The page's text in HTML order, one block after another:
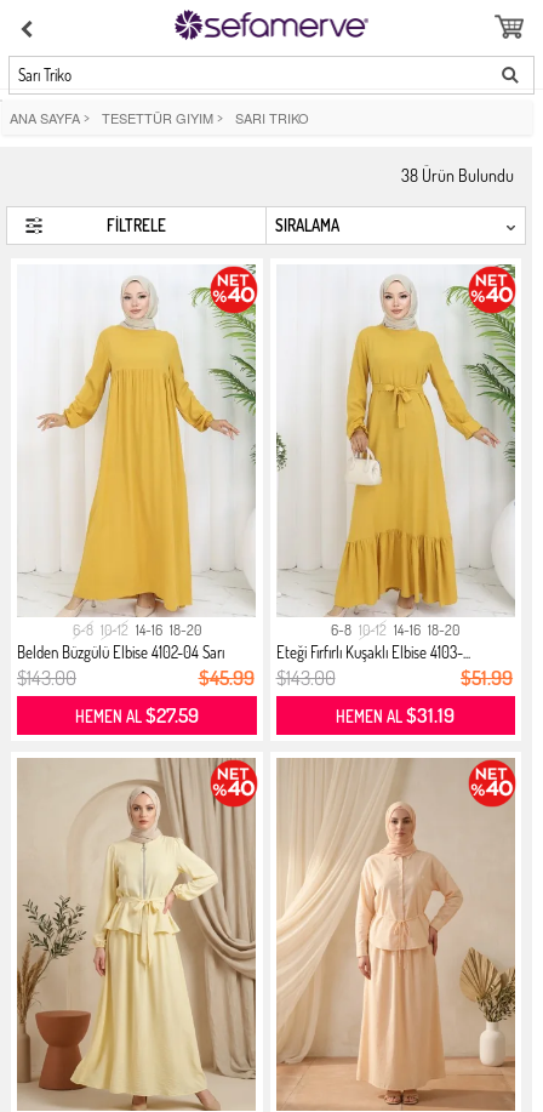
Sarı Triko
ANA SAYFA > TESETTÜR GIYIM > SARI TRIKO
38 Ürün Bulundu
FİLTRELE
6-8 10-12 14-16 18-20
Belden Büzgülü Elbise 4102-04 Sarı
$143.00 $45.99
HEMEN AL$27.59
6-8 10-12 14-16 18-20
Eteği Fırfırlı Kuşaklı Elbise 4103-...
$143.00 $51.99
HEMEN AL$31.19